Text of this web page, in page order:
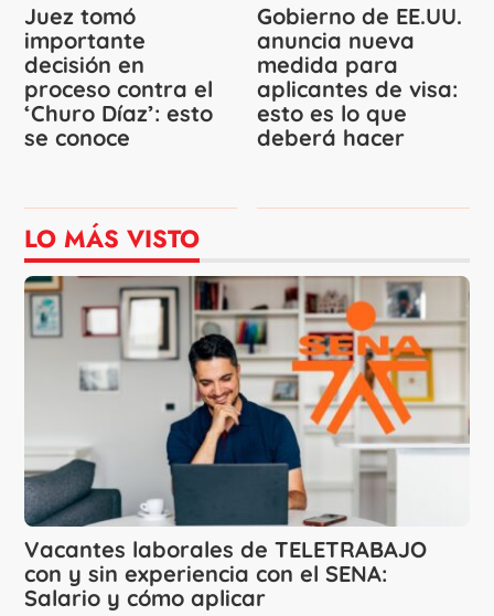
Juez tomó
importante
decisión en
proceso contra el
‘Churo Díaz’: esto
se conoce
Gobierno de EE.UU.
anuncia nueva
medida para
aplicantes de visa:
esto es lo que
deberá hacer
LO MÁS VISTO
Vacantes laborales de TELETRABAJO
con y sin experiencia con el SENA:
Salario y cómo aplicar